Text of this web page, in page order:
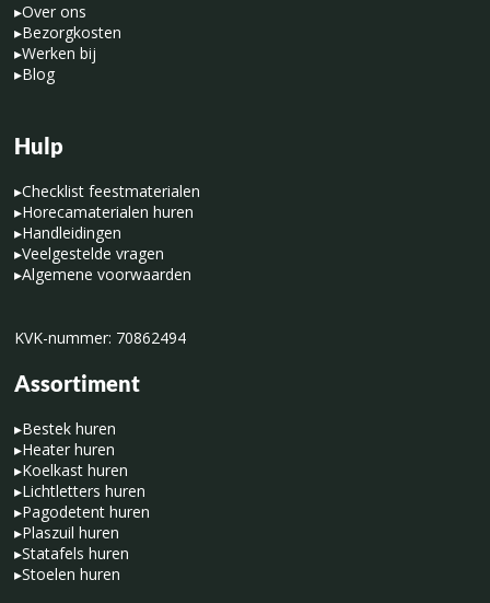
▸Over ons
▸Bezorgkosten
▸Werken bij
▸Blog
Hulp
▸Checklist feestmaterialen
▸Horecamaterialen huren
▸Handleidingen
▸Veelgestelde vragen
▸Algemene voorwaarden
KVK-nummer: 70862494
Assortiment
▸Bestek huren
▸Heater huren
▸Koelkast huren
▸Lichtletters huren
▸Pagodetent huren
▸Plaszuil huren
▸Statafels huren
▸Stoelen huren